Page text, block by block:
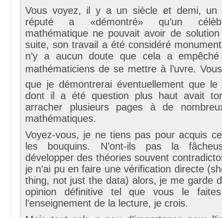
Vous voyez, il y a un siècle et demi, un
réputé a «démontré» qu’un
mathématique ne pouvait avoir de
suite, son travail a été considéré
n’y a aucun doute que cela a
mathématiciens de se mettre à l’uvre.
que je démontrerai éventuellement que le
dont il a été question plus haut avait
arracher plusieurs pages à de
mathématiques.
Voyez-vous, je ne tiens pas pour acquis
les bouquins. N’ont-ils pas la
développer des théories souvent
je n’ai pu en faire une vérification directe
thing, not just the data) alors, je me garde
opinion définitive tel que vous le
l’enseignement de la lecture, je crois.